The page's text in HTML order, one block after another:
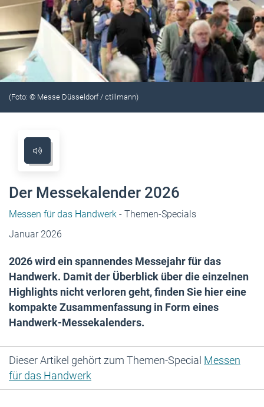
(Foto: © Messe Düsseldorf / ctillmann)
Der Messekalender 2026
Messen für das Handwerk - Themen-Specials
Januar 2026
2026 wird ein spannendes Messejahr für das
Handwerk. Damit der Überblick über die einzelnen
Highlights nicht verloren geht, finden Sie hier eine
kompakte Zusammenfassung in Form eines
Handwerk-Messekalenders.
Dieser Artikel gehört zum Themen-Special Messen
für das Handwerk